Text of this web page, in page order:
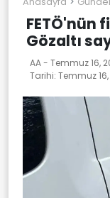
FETÖ'nün
Gözaltı
AA - Temmuz 16,
Tarihi: Temmuz 16,